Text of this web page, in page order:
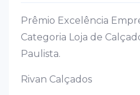
Prêmio Excelência
Categoria Loja de
Paulista.
Rivan Calçados